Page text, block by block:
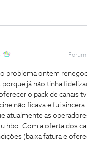
problema ontem
porque já não tinha
o pack de canais
não ficava e fui sincera
atualmente as
hbo. Com a oferta dos
(baixa fatura e